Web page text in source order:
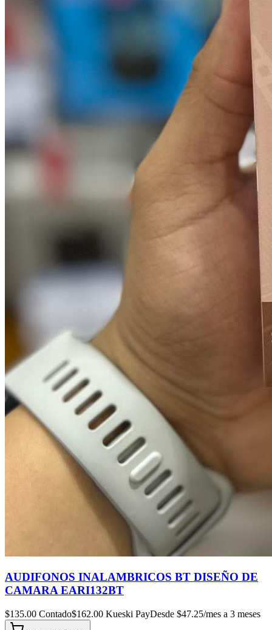
AUDIFONOS INALAMBRICOS BT DISEÑO DE
CAMARA EARI132BT
$135.00 Contado$162.00 Kueski PayDesde $47.25/mes a 3 meses